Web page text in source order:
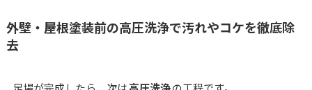
外壁・屋根塗装前の高圧洗浄で汚れやコケを徹底除
去